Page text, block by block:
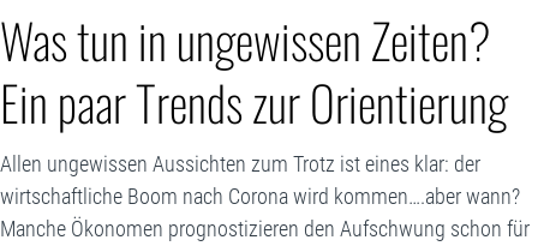
Was tun in ungewissen Zeiten?
Ein paar Trends zur Orientierung
Allen ungewissen Aussichten zum Trotz ist eines klar: der
wirtschaftliche Boom nach Corona wird kommen….aber wann?
Manche Ökonomen prognostizieren den Aufschwung schon für